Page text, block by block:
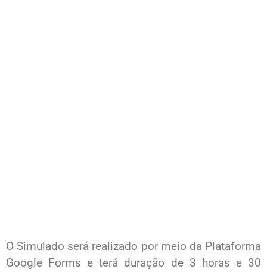
O Simulado será realizado por meio da Plataforma
Google Forms e terá duração de 3 horas e 30